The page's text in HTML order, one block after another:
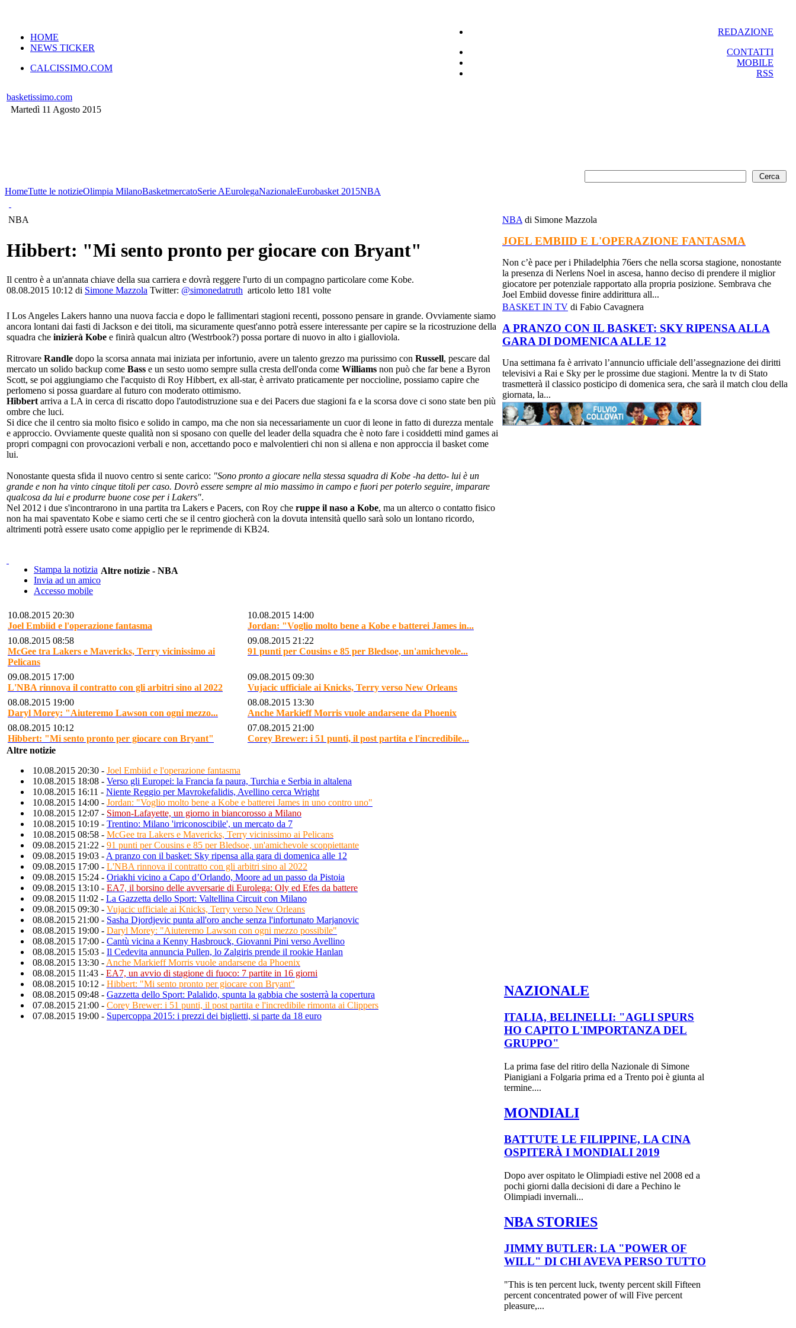
HOME
NEWS TICKER
CALCISSIMO.COM
REDAZIONE
CONTATTI
MOBILE
RSS
basketissimo.com
Martedì 11 Agosto 2015
HomeTutte le notizieOlimpia MilanoBasketmercatoSerie AEurolegaNazionaleEurobasket 2015NBA
NBA
Hibbert: "Mi sento pronto per giocare con Bryant"
Il centro è a un'annata chiave della sua carriera e dovrà reggere l'urto di un compagno particolare come Kobe.
08.08.2015 10:12 di Simone Mazzola Twitter: @simonedatruth articolo letto 181 volte
I Los Angeles Lakers hanno una nuova faccia e dopo le fallimentari stagioni recenti, possono pensare in grande. Ovviamente siamo
ancora lontani dai fasti di Jackson e dei titoli, ma sicuramente quest'anno potrà essere interessante per capire se la ricostruzione della
squadra che inizierà Kobe e finirà qualcun altro (Westrbook?) possa portare di nuovo in alto i gialloviola.
Ritrovare Randle dopo la scorsa annata mai iniziata per infortunio, avere un talento grezzo ma purissimo con Russell, pescare dal
mercato un solido backup come Bass e un sesto uomo sempre sulla cresta dell'onda come Williams non può che far bene a Byron
Scott, se poi aggiungiamo che l'acquisto di Roy Hibbert, ex all-star, è arrivato praticamente per noccioline, possiamo capire che
perlomeno si possa guardare al futuro con moderato ottimismo.
Hibbert arriva a LA in cerca di riscatto dopo l'autodistruzione sua e dei Pacers due stagioni fa e la scorsa dove ci sono state ben più
ombre che luci.
Si dice che il centro sia molto fisico e solido in campo, ma che non sia necessariamente un cuor di leone in fatto di durezza mentale
e approccio. Ovviamente queste qualità non si sposano con quelle del leader della squadra che è noto fare i cosiddetti mind games ai
propri compagni con provocazioni verbali e non, accettando poco e malvolentieri chi non si allena e non approccia il basket come
lui.
Nonostante questa sfida il nuovo centro si sente carico: "Sono pronto a giocare nella stessa squadra di Kobe -ha detto- lui è un
grande e non ha vinto cinque titoli per caso. Dovrò essere sempre al mio massimo in campo e fuori per poterlo seguire, imparare
qualcosa da lui e produrre buone cose per i Lakers".
Nel 2012 i due s'incontrarono in una partita tra Lakers e Pacers, con Roy che ruppe il naso a Kobe, ma un alterco o contatto fisico
non ha mai spaventato Kobe e siamo certi che se il centro giocherà con la dovuta intensità quello sarà solo un lontano ricordo,
altrimenti potrà essere usato come appiglio per le reprimende di KB24.
Stampa la notizia
Invia ad un amico
Accesso mobile
Altre notizie - NBA
10.08.2015 20:30
Joel Embiid e l'operazione fantasma
10.08.2015 14:00
Jordan: "Voglio molto bene a Kobe e batterei James in...
10.08.2015 08:58
McGee tra Lakers e Mavericks, Terry vicinissimo ai
Pelicans
09.08.2015 21:22
91 punti per Cousins e 85 per Bledsoe, un'amichevole...
09.08.2015 17:00
L'NBA rinnova il contratto con gli arbitri sino al 2022
09.08.2015 09:30
Vujacic ufficiale ai Knicks, Terry verso New Orleans
08.08.2015 19:00
Daryl Morey: "Aiuteremo Lawson con ogni mezzo...
08.08.2015 13:30
Anche Markieff Morris vuole andarsene da Phoenix
08.08.2015 10:12
Hibbert: "Mi sento pronto per giocare con Bryant"
07.08.2015 21:00
Corey Brewer: i 51 punti, il post partita e l'incredibile...
Altre notizie
10.08.2015 20:30 - Joel Embiid e l'operazione fantasma
10.08.2015 18:08 - Verso gli Europei: la Francia fa paura, Turchia e Serbia in altalena
10.08.2015 16:11 - Niente Reggio per Mavrokefalidis, Avellino cerca Wright
10.08.2015 14:00 - Jordan: "Voglio molto bene a Kobe e batterei James in uno contro uno"
10.08.2015 12:07 - Simon-Lafayette, un giorno in biancorosso a Milano
10.08.2015 10:19 - Trentino: Milano 'irriconoscibile', un mercato da 7
10.08.2015 08:58 - McGee tra Lakers e Mavericks, Terry vicinissimo ai Pelicans
09.08.2015 21:22 - 91 punti per Cousins e 85 per Bledsoe, un'amichevole scoppiettante
09.08.2015 19:03 - A pranzo con il basket: Sky ripensa alla gara di domenica alle 12
09.08.2015 17:00 - L'NBA rinnova il contratto con gli arbitri sino al 2022
09.08.2015 15:24 - Oriakhi vicino a Capo d’Orlando, Moore ad un passo da Pistoia
09.08.2015 13:10 - EA7, il borsino delle avversarie di Eurolega: Oly ed Efes da battere
09.08.2015 11:02 - La Gazzetta dello Sport: Valtellina Circuit con Milano
09.08.2015 09:30 - Vujacic ufficiale ai Knicks, Terry verso New Orleans
08.08.2015 21:00 - Sasha Djordjevic punta all'oro anche senza l'infortunato Marjanovic
08.08.2015 19:00 - Daryl Morey: "Aiuteremo Lawson con ogni mezzo possibile"
08.08.2015 17:00 - Cantù vicina a Kenny Hasbrouck, Giovanni Pini verso Avellino
08.08.2015 15:03 - Il Cedevita annuncia Pullen, lo Zalgiris prende il rookie Hanlan
08.08.2015 13:30 - Anche Markieff Morris vuole andarsene da Phoenix
08.08.2015 11:43 - EA7, un avvio di stagione di fuoco: 7 partite in 16 giorni
08.08.2015 10:12 - Hibbert: "Mi sento pronto per giocare con Bryant"
08.08.2015 09:48 - Gazzetta dello Sport: Palalido, spunta la gabbia che sosterrà la copertura
07.08.2015 21:00 - Corey Brewer: i 51 punti, il post partita e l'incredibile rimonta ai Clippers
07.08.2015 19:00 - Supercoppa 2015: i prezzi dei biglietti, si parte da 18 euro
NBA di Simone Mazzola
JOEL EMBIID E L'OPERAZIONE FANTASMA
Non c’è pace per i Philadelphia 76ers che nella scorsa stagione, nonostante
la presenza di Nerlens Noel in ascesa, hanno deciso di prendere il miglior
giocatore per potenziale rapportato alla propria posizione. Sembrava che
Joel Embiid dovesse finire addirittura all...
BASKET IN TV di Fabio Cavagnera
A PRANZO CON IL BASKET: SKY RIPENSA ALLA
GARA DI DOMENICA ALLE 12
Una settimana fa è arrivato l’annuncio ufficiale dell’assegnazione dei diritti
televisivi a Rai e Sky per le prossime due stagioni. Mentre la tv di Stato
trasmetterà il classico posticipo di domenica sera, che sarà il match clou della
giornata, la...
NAZIONALE
ITALIA, BELINELLI: "AGLI SPURS
HO CAPITO L'IMPORTANZA DEL
GRUPPO"
La prima fase del ritiro della Nazionale di Simone
Pianigiani a Folgaria prima ed a Trento poi è giunta al
termine....
MONDIALI
BATTUTE LE FILIPPINE, LA CINA
OSPITERÀ I MONDIALI 2019
Dopo aver ospitato le Olimpiadi estive nel 2008 ed a
pochi giorni dalla decisioni di dare a Pechino le
Olimpiadi invernali...
NBA STORIES
JIMMY BUTLER: LA "POWER OF
WILL" DI CHI AVEVA PERSO TUTTO
"This is ten percent luck, twenty percent skill Fifteen
percent concentrated power of will Five percent
pleasure,...